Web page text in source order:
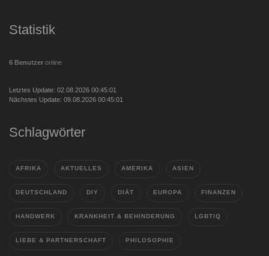
Statistik
6 Benutzer online
Letztes Update: 02.08.2026 00:45:01
Nächstes Update: 09.08.2026 00:45:01
Schlagwörter
AFRIKA AKTUELLES AMERIKA ASIEN
DEUTSCHLAND DIY DIÄT EUROPA FINANZEN
HANDWERK KRANKHEIT & BEHINDERUNG LGBTIQ
LIEBE & PARTNERSCHAFT PHILOSOPHIE